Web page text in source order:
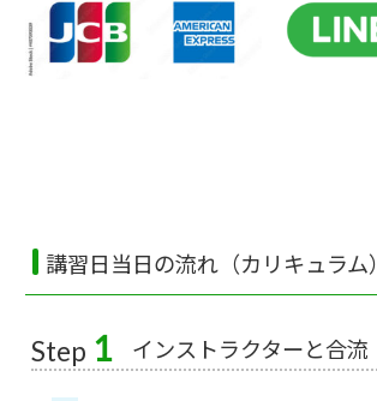
講習日当日の流れ（カリキュラム）
Step 1 インストラクターと合流